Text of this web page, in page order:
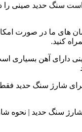
سنگ حدید صینی را
های ما در صورت
کنید.
دارای آهن بسیاری
شارژ سنگ حدید
شارژ سنگ حدید | نحوه